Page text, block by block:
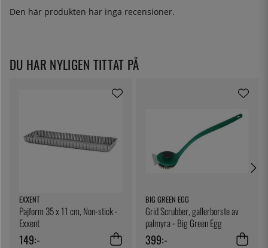
Den här produkten har inga recensioner.
DU HAR NYLIGEN TITTAT PÅ
EXXENT
Pajform 35 x 11 cm, Non-stick -
Exxent
149:-
BIG GREEN EGG
Grid Scrubber, gallerborste av
palmyra - Big Green Egg
399:-